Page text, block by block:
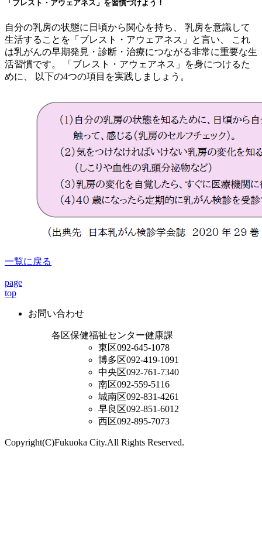
「ブレスト・アウェアネス」を習慣づけよう！
自分の乳房の状態に日頃から関心を持ち、 乳房を意識して
生活することを「ブレスト・アウェアネス」と言い、 これ
は乳がんの早期発見・診断・治療につながる非常に重要な生
活習慣です。 「ブレスト・アウェアネス」を身につけるた
めに、 以下の4つの項目を実践しましょう。
一覧に戻る
page
top
お問い合わせ
各区保健福祉センター健康課
東区092-645-1078
博多区092-419-1091
中央区092-761-7340
南区092-559-5116
城南区092-831-4261
早良区092-851-6012
西区092-895-7073
Copyright(C)Fukuoka City.All Rights Reserved.